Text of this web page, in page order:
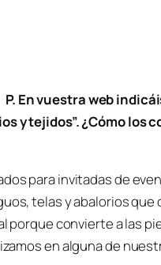
P. En vuestra web
y tejidos”. ¿Cómo los
para invitadas de
telas y abalorios
porque convierte a las
en alguna de